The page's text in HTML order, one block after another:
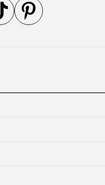
Instagram
gente no YouTube
a gente no TikTok
Acompanhe a gente no